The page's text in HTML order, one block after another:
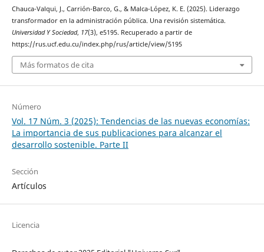
Chauca-Valqui, J., Carrión-Barco, G., & Malca-López, K. E. (2025). Liderazgo
transformador en la administración pública. Una revisión sistemática.
Universidad Y Sociedad, 17(3), e5195. Recuperado a partir de
https://rus.ucf.edu.cu/index.php/rus/article/view/5195
Más formatos de cita
Número
Vol. 17 Núm. 3 (2025): Tendencias de las nuevas economías:
La importancia de sus publicaciones para alcanzar el
desarrollo sostenible. Parte II
Sección
Artículos
Licencia